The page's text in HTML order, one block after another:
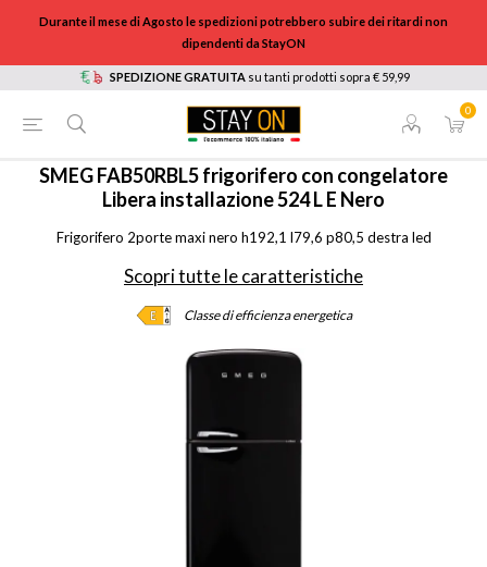
Durante il mese di Agosto le spedizioni potrebbero subire dei ritardi non
dipendenti da StayON
SPEDIZIONE GRATUITA su tanti prodotti sopra € 59,99
0
HOME ELETTRODOMESTICI / GRANDI ELETTRODOMESTICI
FRIGORIFERI
/ FAB50RBL5
SMEGFAB50RBL5 frigorifero con congelatore
Libera installazione 524 L E Nero
Frigorifero 2porte maxi nero h192,1 l79,6 p80,5 destra led
Scopri tutte le caratteristiche
Classe di efficienza energetica